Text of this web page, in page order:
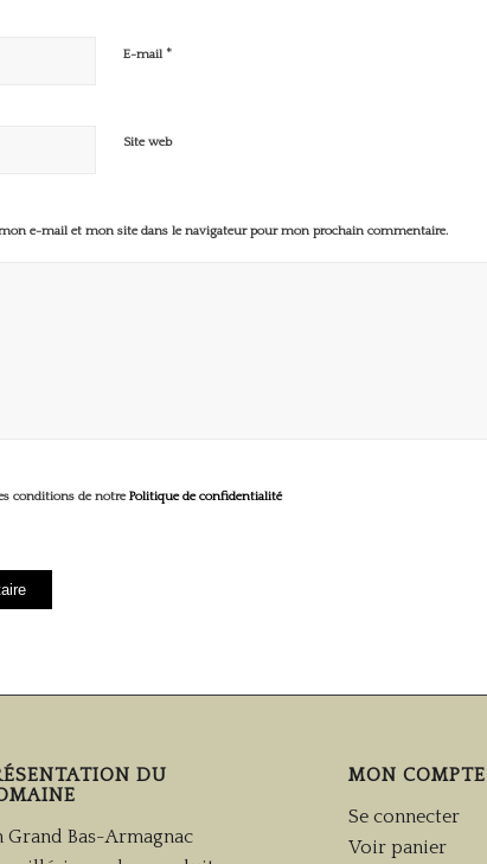
E-mail *
Site web
e-mail et mon site dans le navigateur pour mon prochain commentaire.
conditions de notrePolitique de confidentialité
DU
Grand Bas-Armagnac
MON COMPTE
Se connecter
Voir panier